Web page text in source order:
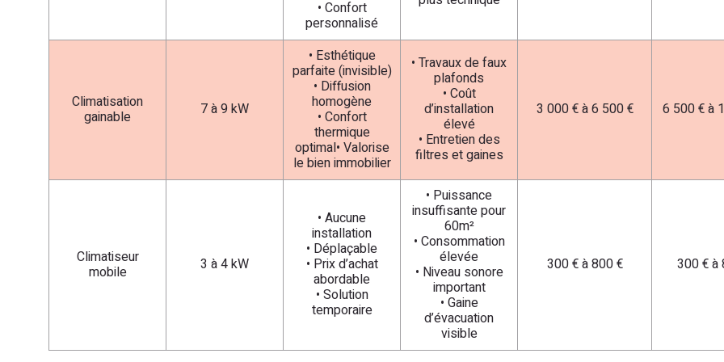
• Confort
personnalisé
Climatisation
gainable 7 à 9 kW
• Esthétique
parfaite (invisible)
• Diffusion
homogène
• Confort
thermique
optimal• Valorise
le bien immobilier
• Travaux de faux
plafonds
• Coût
d’installation
élevé
• Entretien des
filtres et gaines
3 000 € à 6 500 € 6 500 € à
Climatiseur
mobile 3 à 4 kW
• Aucune
installation
• Déplaçable
• Prix d’achat
abordable
• Solution
temporaire
• Puissance
insuffisante pour
60m²
• Consommation
élevée
• Niveau sonore
important
• Gaine
d’évacuation
visible
300 € à 800 € 300 € à